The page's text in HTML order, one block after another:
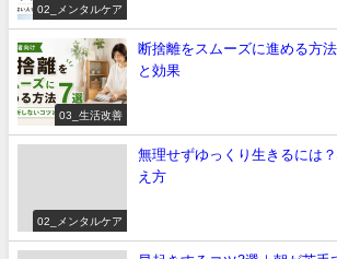
02_メンタルケア
03_生活改善
断捨離をスムーズに進める方
と効果
02_メンタルケア
無理せずゆっくり生きるには
え方